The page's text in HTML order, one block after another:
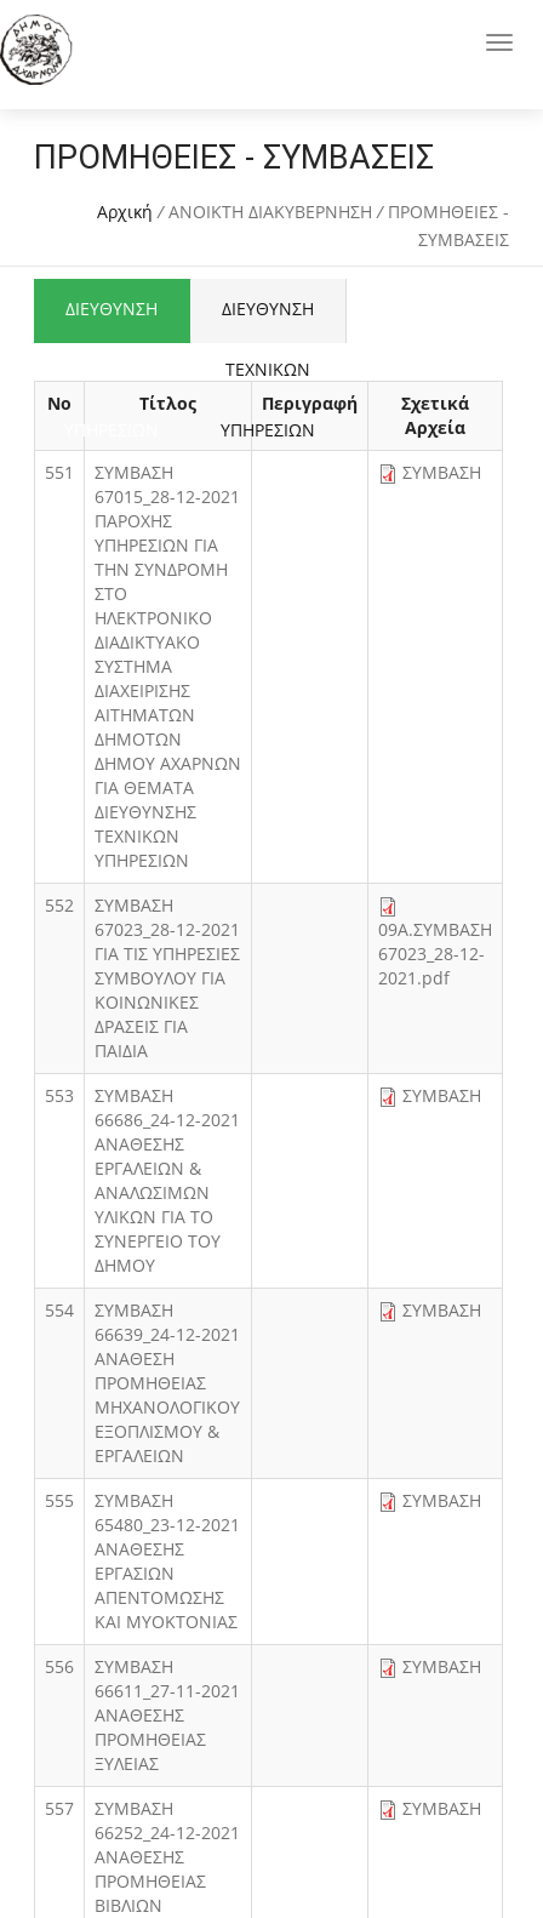
ΠΡΟΜΗΘΕΙΕΣ - ΣΥΜΒΑΣΕΙΣ
Αρχική /ΑΝΟΙΚΤΗ ΔΙΑΚΥΒΕΡΝΗΣΗ / ΠΡΟΜΗΘΕΙΕΣ -
ΣΥΜΒΑΣΕΙΣ
ΔΙΕΥΘΥΝΣΗ
ΥΠΗΡΕΣΙΩΝ
ΔΙΕΥΘΥΝΣΗ
ΤΕΧΝΙΚΩΝ
ΥΠΗΡΕΣΙΩΝ
Νο Τίτλος Περιγραφή
Σχετικά
Αρχεία
551
ΣΥΜΒΑΣΗ
67015_28-12-2021
ΠΑΡΟΧΗΣ
ΥΠΗΡΕΣΙΩΝ ΓΙΑ
ΤΗΝ ΣΥΝΔΡΟΜΗ
ΣΤΟ
ΗΛΕΚΤΡΟΝΙΚΟ
ΔΙΑΔΙΚΤΥΑΚΟ
ΣΥΣΤΗΜΑ
ΔΙΑΧΕΙΡΙΣΗΣ
ΑΙΤΗΜΑΤΩΝ
ΔΗΜΟΤΩΝ
ΔΗΜΟΥ ΑΧΑΡΝΩΝ
ΓΙΑ ΘΕΜΑΤΑ
ΔΙΕΥΘΥΝΣΗΣ
ΤΕΧΝΙΚΩΝ
ΥΠΗΡΕΣΙΩΝ
ΣΥΜΒΑΣΗ
552
ΣΥΜΒΑΣΗ
67023_28-12-2021
ΓΙΑ ΤΙΣ ΥΠΗΡΕΣΙΕΣ
ΣΥΜΒΟΥΛΟΥ ΓΙΑ
ΚΟΙΝΩΝΙΚΕΣ
ΔΡΑΣΕΙΣ ΓΙΑ
ΠΑΙΔΙΑ
09Α.ΣΥΜΒΑΣΗ
67023_28-12-
2021.pdf
553
ΣΥΜΒΑΣΗ
66686_24-12-2021
ΑΝΑΘΕΣΗΣ
ΕΡΓΑΛΕΙΩΝ &
ΑΝΑΛΩΣΙΜΩΝ
ΥΛΙΚΩΝ ΓΙΑ ΤΟ
ΣΥΝΕΡΓΕΙΟ ΤΟΥ
ΔΗΜΟΥ
ΣΥΜΒΑΣΗ
554
ΣΥΜΒΑΣΗ
66639_24-12-2021
ΑΝΑΘΕΣΗ
ΠΡΟΜΗΘΕΙΑΣ
ΜΗΧΑΝΟΛΟΓΙΚΟΥ
ΕΞΟΠΛΙΣΜΟΥ &
ΕΡΓΑΛΕΙΩΝ
ΣΥΜΒΑΣΗ
555
ΣΥΜΒΑΣΗ
65480_23-12-2021
ΑΝΑΘΕΣΗΣ
ΕΡΓΑΣΙΩΝ
ΑΠΕΝΤΟΜΩΣΗΣ
ΚΑΙ ΜΥΟΚΤΟΝΙΑΣ
ΣΥΜΒΑΣΗ
556
ΣΥΜΒΑΣΗ
66611_27-11-2021
ΑΝΑΘΕΣΗΣ
ΠΡΟΜΗΘΕΙΑΣ
ΞΥΛΕΙΑΣ
ΣΥΜΒΑΣΗ
557
ΣΥΜΒΑΣΗ
66252_24-12-2021
ΑΝΑΘΕΣΗΣ
ΠΡΟΜΗΘΕΙΑΣ
ΒΙΒΛΙΩΝ
ΣΥΜΒΑΣΗ